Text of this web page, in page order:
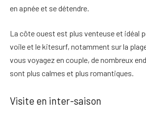
en apnée et se détendre.
La côte ouest est plus venteuseet idéal
voile et le kitesurf, notamment sur la
vous voyagez en couple, de nombreux
sont plus calmes et plus romantiques.
Visite en inter-saison